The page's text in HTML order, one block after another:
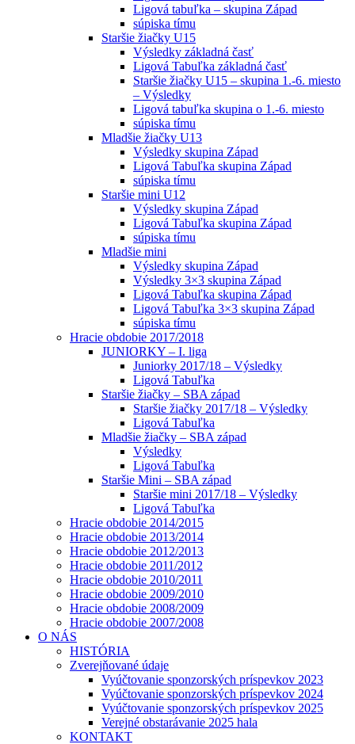
Ligová tabuľka – skupina Západ
súpiska tímu
Staršie žiačky U15
Výsledky základná časť
Ligová Tabuľka základná časť
Staršie žiačky U15 – skupina 1.-6. miesto
– Výsledky
Ligová tabuľka skupina o 1.-6. miesto
súpiska tímu
Mladšie žiačky U13
Výsledky skupina Západ
Ligová Tabuľka skupina Západ
súpiska tímu
Staršie mini U12
Výsledky skupina Západ
Ligová Tabuľka skupina Západ
súpiska tímu
Mladšie mini
Výsledky skupina Západ
Výsledky 3×3 skupina Západ
Ligová Tabuľka skupina Západ
Ligová Tabuľka 3×3 skupina Západ
súpiska tímu
Hracie obdobie 2017/2018
JUNIORKY – I. liga
Juniorky 2017/18 – Výsledky
Ligová Tabuľka
Staršie žiačky – SBA západ
Staršie žiačky 2017/18 – Výsledky
Ligová Tabuľka
Mladšie žiačky – SBA západ
Výsledky
Ligová Tabuľka
Staršie Mini – SBA západ
Staršie mini 2017/18 – Výsledky
Ligová Tabuľka
Hracie obdobie 2014/2015
Hracie obdobie 2013/2014
Hracie obdobie 2012/2013
Hracie obdobie 2011/2012
Hracie obdobie 2010/2011
Hracie obdobie 2009/2010
Hracie obdobie 2008/2009
Hracie obdobie 2007/2008
O NÁS
HISTÓRIA
Zverejňované údaje
Vyúčtovanie sponzorských príspevkov 2023
Vyúčtovanie sponzorských príspevkov 2024
Vyúčtovanie sponzorských príspevkov 2025
Verejné obstarávanie 2025 hala
KONTAKT